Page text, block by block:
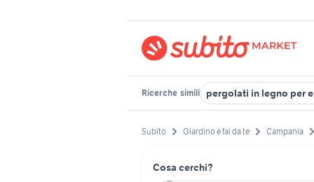
Ricerche simili pergolati in legno per
Subito Giardino e fai da te Campania
Cosa cerchi?